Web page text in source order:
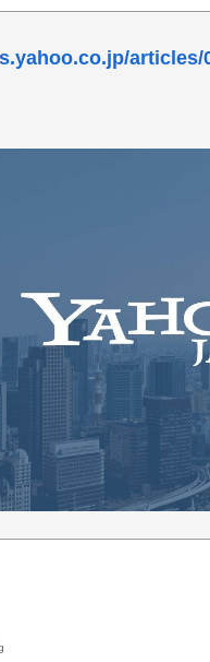
か 200超のメール
土方系アイドル、女
どどっから来たの？(´
？
相互RSS
articles/